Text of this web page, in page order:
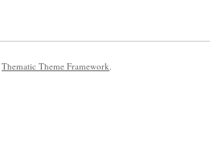
Thematic Theme Framework.